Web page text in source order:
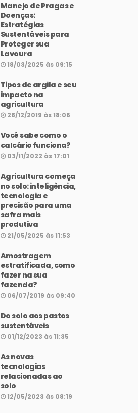
Manejo de Pragas e
Doenças:
Estratégias
Sustentáveis para
Proteger sua
Lavoura
18/03/2025 às 09:15
Tipos de argila e seu
impacto na
agricultura
28/12/2019 às 18:06
Você sabe como o
calcário funciona?
03/11/2022 às 17:01
Agricultura começa
no solo: inteligência,
tecnologia e
precisão para uma
safra mais
produtiva
21/05/2025 às 11:53
Amostragem
estratificada, como
fazer na sua
fazenda?
06/07/2019 às 09:40
Do solo aos pastos
sustentáveis
01/12/2023 às 11:35
As novas
tecnologias
relacionadas ao
solo
12/05/2023 às 08:19